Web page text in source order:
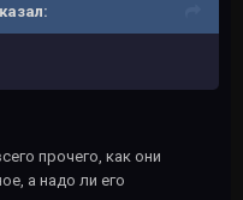
прочего, как они
а надо ли его